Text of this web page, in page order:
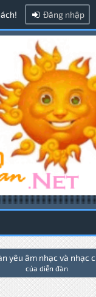
Đăng nhập
yêu âm nhạc và nhạc
của diễn đàn